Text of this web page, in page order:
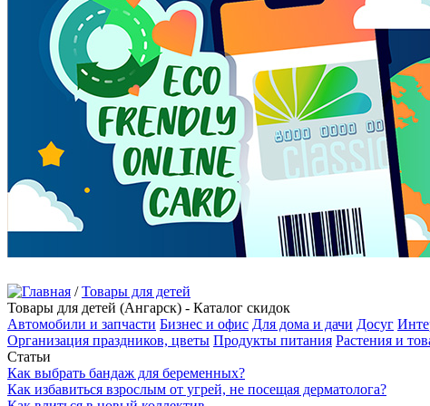
/Товары для детей
Товары для детей (Ангарск) - Каталог скидок
Автомобили и запчасти Бизнес и офис Для дома и дачи Досуг
Организация праздников, цветы Продукты питания Растения и
Статьи
Как выбрать бандаж для беременных?
Как избавиться взрослым от угрей, не посещая дерматолога?